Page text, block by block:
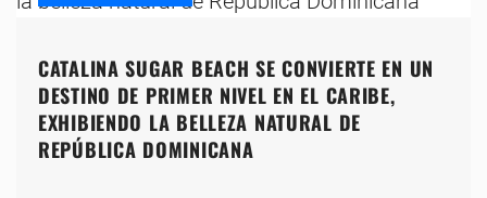
CATALINA SUGAR BEACH SE CONVIERTE EN UN
DESTINO DE PRIMER NIVEL EN EL CARIBE,
EXHIBIENDO LA BELLEZA NATURAL DE
REPÚBLICA DOMINICANA